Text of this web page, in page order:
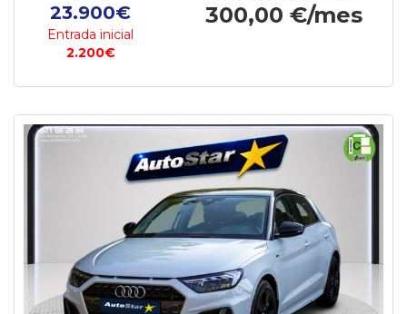
23.900€
Entrada inicial
2.200€
300,00 €/mes